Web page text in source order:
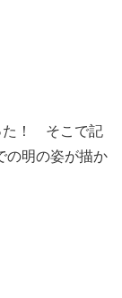
た！ そこで記
の明の姿が描か